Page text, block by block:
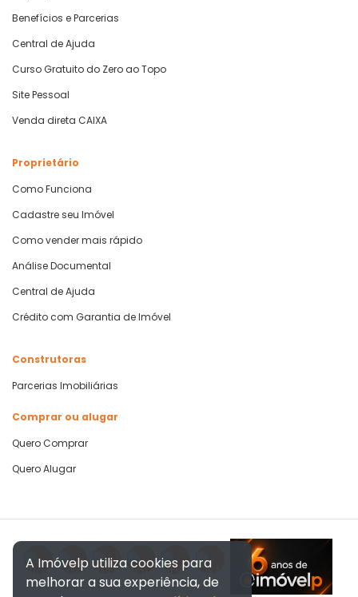
Benefícios e Parcerias
Central de Ajuda
Curso Gratuito do Zero ao Topo
Site Pessoal
Venda direta CAIXA
Proprietário
Como Funciona
Cadastre seu Imóvel
Como vender mais rápido
Análise Documental
Central de Ajuda
Crédito com Garantia de Imóvel
Construtoras
Parcerias Imobiliárias
Comprar ou alugar
Quero Comprar
Quero Alugar
A Imóvelp utiliza cookies para
melhorar a sua experiência, de